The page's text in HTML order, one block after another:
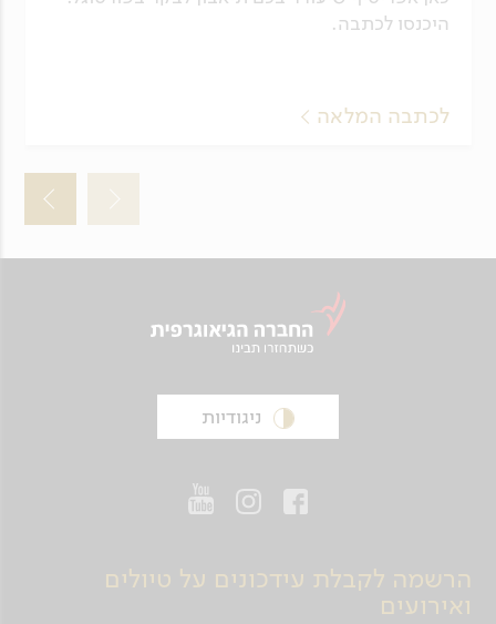
היכנסו לכתבה.
לכתבה המלאה
ניגודיות
הרשמה לקבלת עידכונים על טיולים
ואירועים